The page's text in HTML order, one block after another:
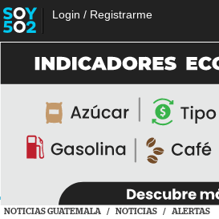
Login / Registrarme
NOTICIAS GUATEMALA / NOTICIAS / ALERTAS